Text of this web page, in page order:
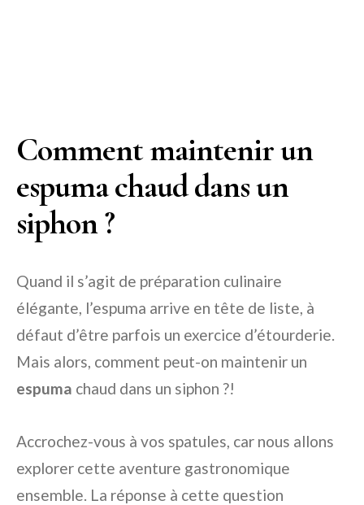
Comment maintenir un
espuma chaud dans un
siphon ?
Quand il s’agit de préparation culinaire
élégante, l’espuma arrive en tête de liste, à
défaut d’être parfois un exercice d’étourderie.
Mais alors, comment peut-on maintenir un
espuma chaud dans un siphon ?!
Accrochez-vous à vos spatules, car nous allons
explorer cette aventure gastronomique
ensemble. La réponse à cette question